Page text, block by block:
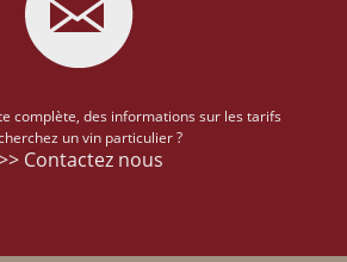
complète, des informations sur les tarifs
un vin particulier ?
Contactez nous